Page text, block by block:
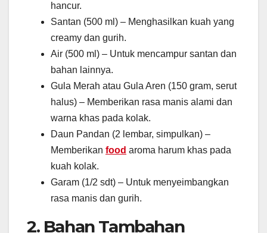
hancur.
Santan (500 ml) – Menghasilkan kuah yang
creamy dan gurih.
Air (500 ml) – Untuk mencampur santan dan
bahan lainnya.
Gula Merah atau Gula Aren (150 gram, serut
halus) – Memberikan rasa manis alami dan
warna khas pada kolak.
Daun Pandan (2 lembar, simpulkan) –
Memberikan food aroma harum khas pada
kuah kolak.
Garam (1/2 sdt) – Untuk menyeimbangkan
rasa manis dan gurih.
2. Bahan Tambahan